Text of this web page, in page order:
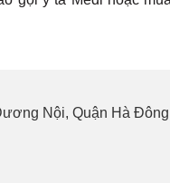
Nội, Quận Hà